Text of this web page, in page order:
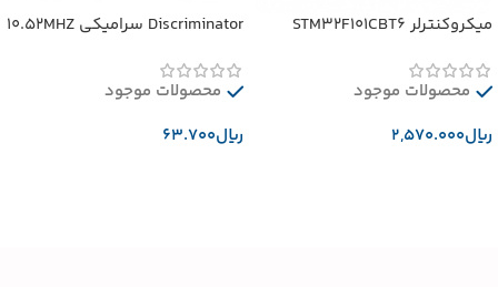
میکروکنترلر STM32F101CBT6
محصولات موجود
﷼
Discriminator سرامیکی 10.52MHZ
محصولات موجود
﷼